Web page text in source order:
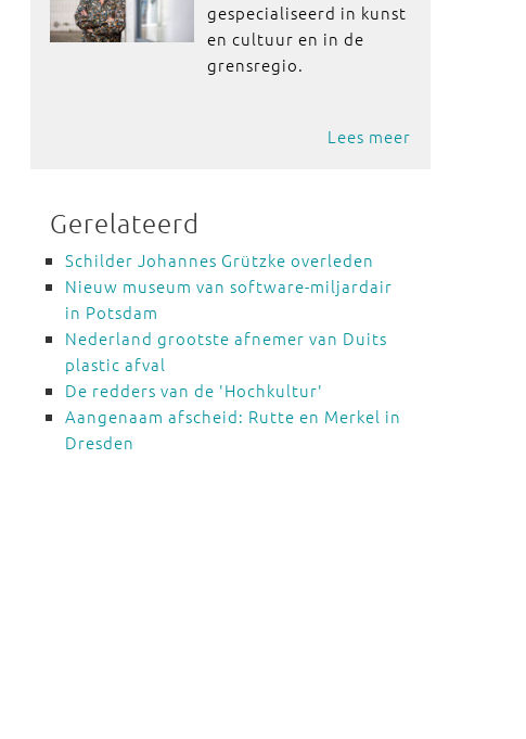
gespecialiseerd in kunst
en cultuur en in de
grensregio.
Lees meer
Gerelateerd
Schilder Johannes Grützke overleden
Nieuw museum van software-miljardair
in Potsdam
Nederland grootste afnemer van Duits
plastic afval
De redders van de 'Hochkultur'
Aangenaam afscheid: Rutte en Merkel in
Dresden